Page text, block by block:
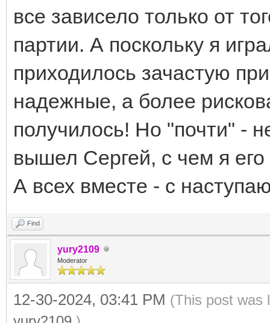
все зависело только от
партии. А поскольку я
приходилось зачастую
надежные, а более
получилось! Но "почти" -
вышел Сергей, с чем я
А всех вместе - с
Find
yury2109
Moderator
12-30-2024, 03:41 PM (This post was